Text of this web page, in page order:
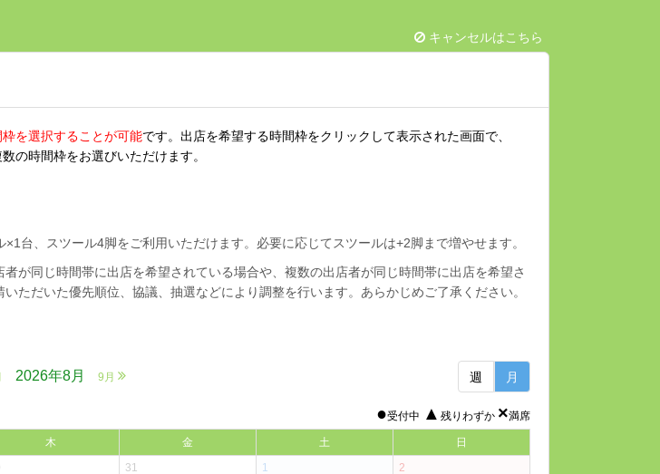
キャンセルはこちら
を選択することが可能です。出店を希望する時間枠をクリックして表示された画面で、
の時間枠をお選びいただけます。
台、スツール4脚をご利用いただけます。必要に応じてスツールは+2脚まで増やせます。
が同じ時間帯に出店を希望されている場合や、複数の出店者が同じ時間帯に出店を希望さ
ただいた優先順位、協議、抽選などにより調整を行います。あらかじめご了承ください。
2026年8月 9月 週 月
●受付中 ▲ 残りわずか ×満席
木 金 土
日
31 1 2